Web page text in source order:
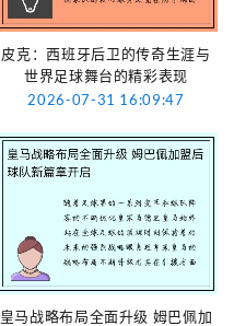
皮克：西班牙后卫的传奇生涯与
世界足球舞台的精彩表现
2026-07-31 16:09:47
皇马战略布局全面升级 姆巴佩加